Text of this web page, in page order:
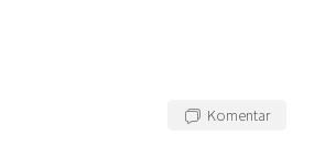
Komentar